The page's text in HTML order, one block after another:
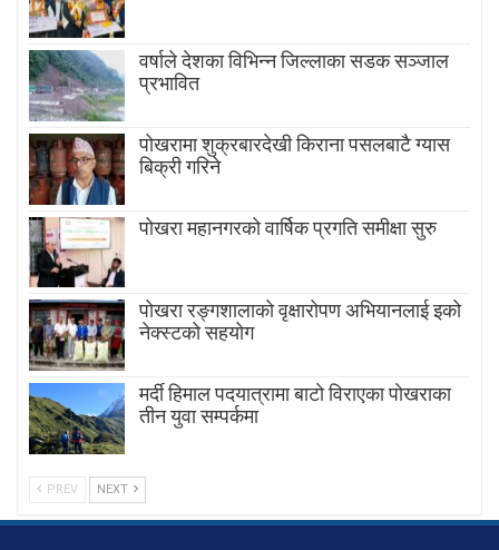
वर्षाले देशका विभिन्न जिल्लाका सडक सञ्जाल
प्रभावित
पोखरामा शुक्रबारदेखी किराना पसलबाटै ग्यास
बिक्री गरिने
पोखरा महानगरको वार्षिक प्रगति समीक्षा सुरु
पोखरा रङ्गशालाको वृक्षारोपण अभियानलाई इको
नेक्स्टको सहयोग
मर्दी हिमाल पदयात्रामा बाटाे विराएका पाेखराका
तीन युवा सम्पर्कमा
PREV NEXT